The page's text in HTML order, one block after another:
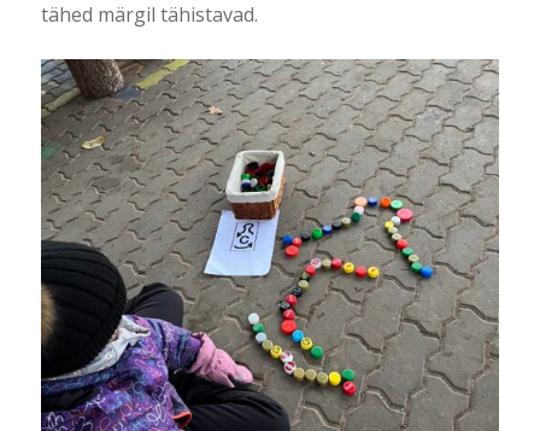
tähed märgil tähistavad.